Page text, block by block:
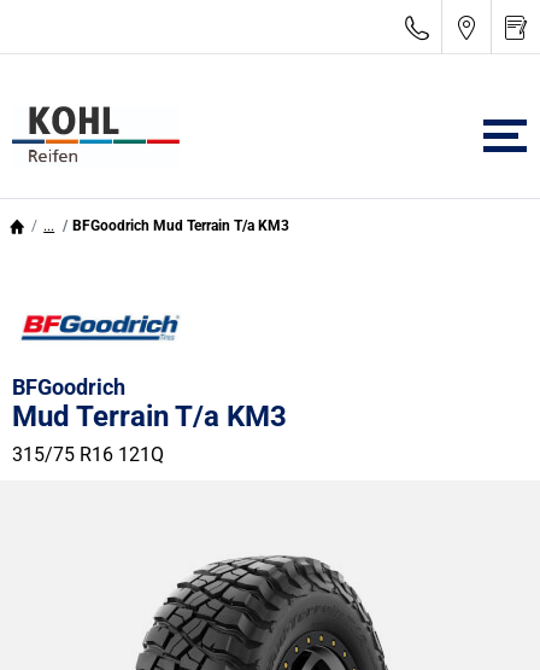
... BFGoodrich Mud Terrain T/a KM3
BFGoodrich
Mud Terrain T/a KM3
315/75 R16 121Q